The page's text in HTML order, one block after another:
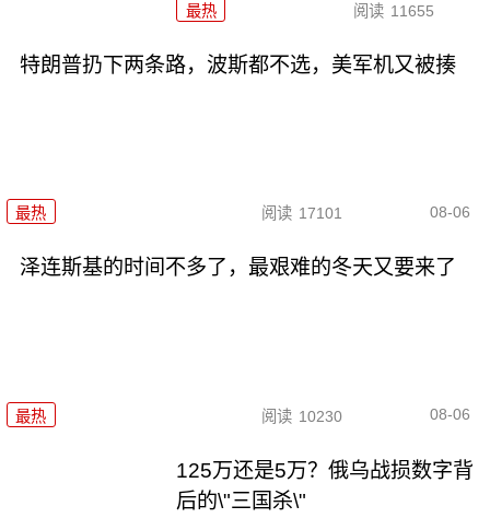
最热 阅读 11655
特朗普扔下两条路，波斯都不选，美军机又被揍
最热 阅读 17101 08-06
泽连斯基的时间不多了，最艰难的冬天又要来了
最热 阅读 10230 08-06
125万还是5万？俄乌战损数字背
后的\"三国杀\"